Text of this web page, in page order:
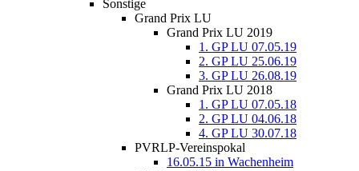
Sonstige
Grand Prix LU
Grand Prix LU 2019
1. GP LU 07.05.19
2. GP LU 25.06.19
3. GP LU 26.08.19
Grand Prix LU 2018
1. GP LU 07.05.18
2. GP LU 04.06.18
4. GP LU 30.07.18
PVRLP-Vereinspokal
16.05.15 in Wachenheim